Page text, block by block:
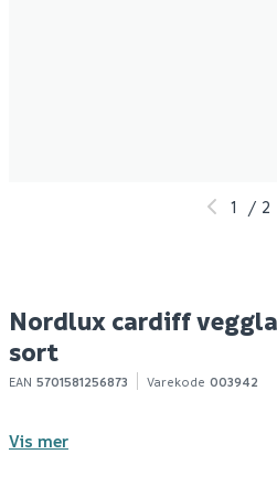
1 / 2
Nordlux cardiff
sort
EAN 5701581256873 Varekode 003942
Vis mer